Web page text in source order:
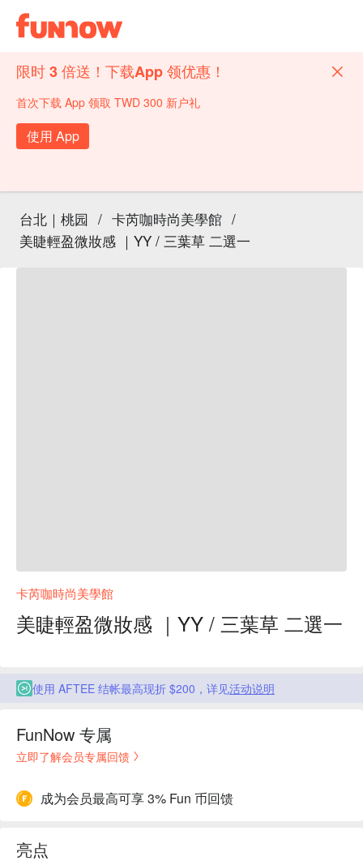
限时 3 倍送！下载App 领优惠！
首次下载 App 领取 TWD 300 新户礼
使用 App
台北｜桃园 / 卡芮咖時尚美學館 /
美睫輕盈微妝感 ｜YY / 三葉草 二選一
卡芮咖時尚美學館
美睫輕盈微妝感 ｜YY / 三葉草 二選一
使用 AFTEE 结帐最高现折 $200，详见活动说明
FunNow 专属
立即了解会员专属回馈
成为会员最高可享 3% Fun 币回馈
亮点